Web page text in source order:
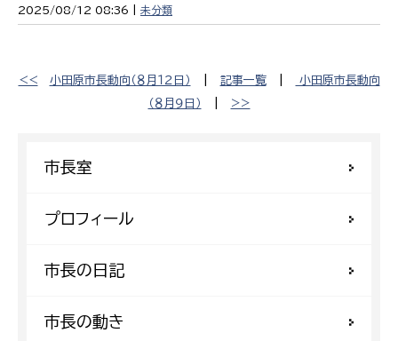
2025/08/12 08:36 | 未分類
<< 小田原市長動向（８月１２日） 記事一覧|
小田原市長動向
（８月９日）
>>
市長室
プロフィール
市長の日記
市長の動き